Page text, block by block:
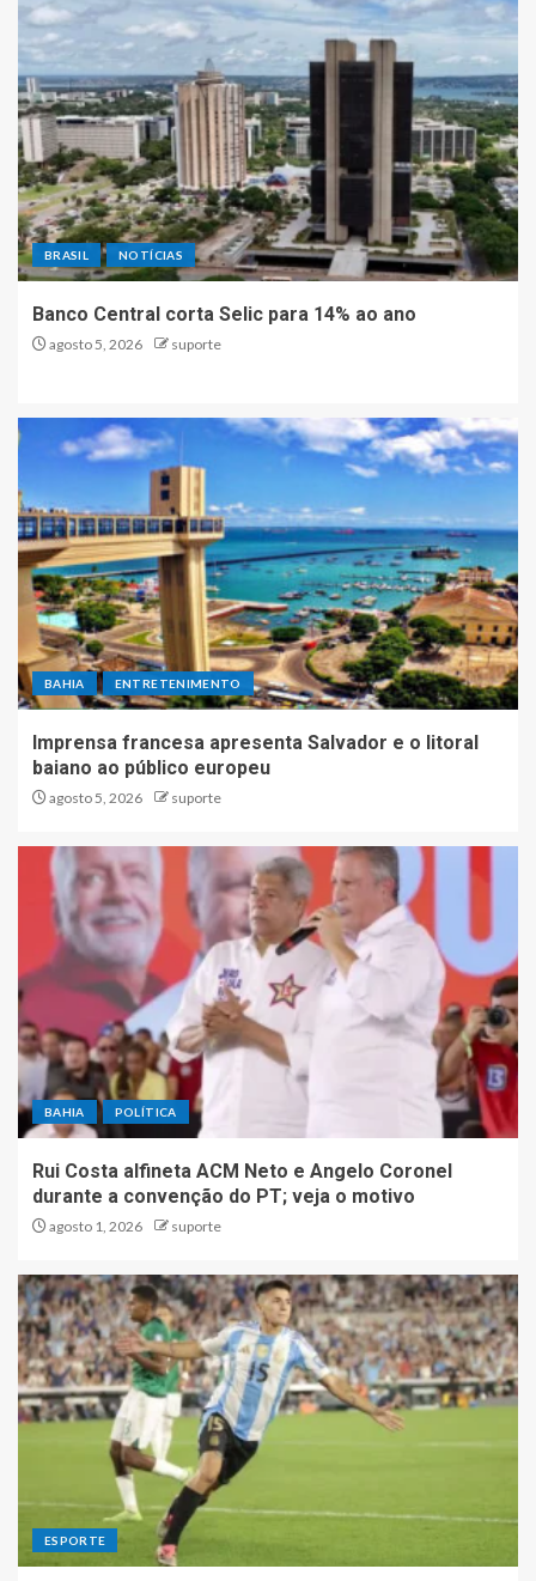
BRASIL NOTÍCIAS
Banco Central corta Selic para 14% ao ano
agosto 5, 2026 suporte
BAHIA ENTRETENIMENTO
Imprensa francesa apresenta Salvador e o litoral
baiano ao público europeu
agosto 5, 2026 suporte
BAHIA POLÍTICA
Rui Costa alfineta ACM Neto e Angelo Coronel
durante a convenção do PT; veja o motivo
agosto 1, 2026 suporte
ESPORTE